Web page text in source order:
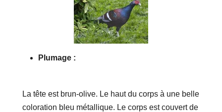
Plumage :
La tête est brun-olive. Le haut du corps à une belle
coloration bleu métallique. Le corps est couvert de